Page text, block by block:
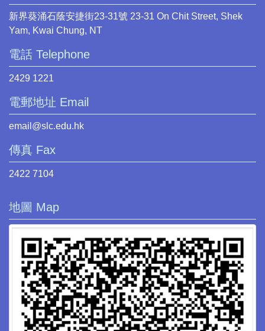
新界葵涌石蔭安捷街23-31號 23-31 On Chit Street, Shek
Yam, Kwai Chung, NT
電話 Telephone
2429 1221
電郵地址 Email
email@slc.edu.hk
傳真 Fax
2422 7104
地圖 Map